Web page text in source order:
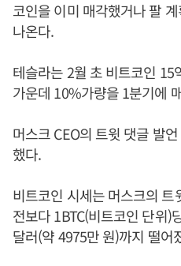
코인을 이미 매각했거나 팔
나온다.
테슬라는 2월 초 비트코인 15
가운데 10%가량을 1분기에
머스크 CEO의 트윗 댓글 발
했다.
비트코인 시세는 머스크의
전보다 1BTC(비트코인 단위)
달러(약 4975만 원)까지 떨어